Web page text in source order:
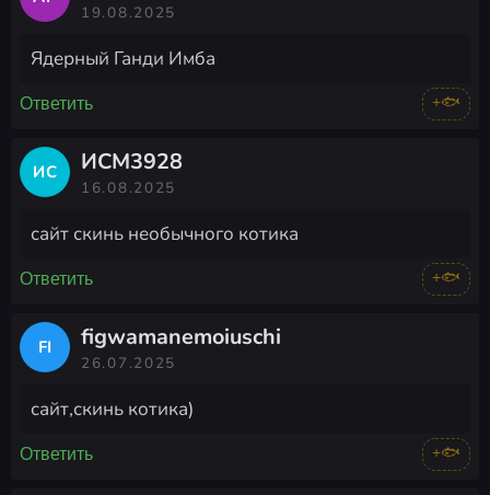
19.08.2025
Ядерный Ганди Имба
Ответить +🐟
ИС ИСМ3928
16.08.2025
сайт скинь необычного котика
Ответить +🐟
FI figwamanemoiuschi
26.07.2025
сайт,скинь котика)
Ответить +🐟